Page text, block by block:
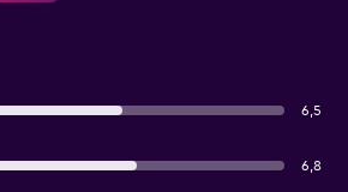
6,5
6,8